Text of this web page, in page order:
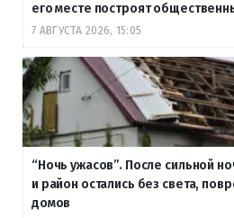
его месте построят
7 АВГУСТА 2026, 15:05
“Ночь ужасов”. После сильной
и район остались без света,
домов